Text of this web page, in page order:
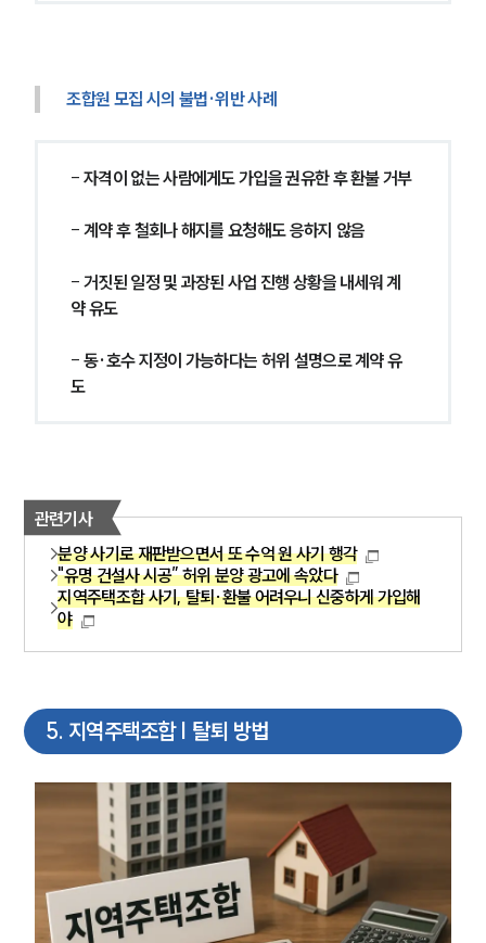
조합원 모집 시의 불법·위반 사례
- 자격이 없는 사람에게도 가입을 권유한 후 환불 거부
- 계약 후 철회나 해지를 요청해도 응하지 않음
- 거짓된 일정 및 과장된 사업 진행 상황을 내세워 계
약 유도
- 동·호수 지정이 가능하다는 허위 설명으로 계약 유
도
관련기사
분양 사기로 재판받으면서 또 수억 원 사기 행각
"유명 건설사 시공” 허위 분양 광고에 속았다
지역주택조합 사기, 탈퇴·환불 어려우니 신중하게 가입해
야
5. 지역주택조합 | 탈퇴 방법